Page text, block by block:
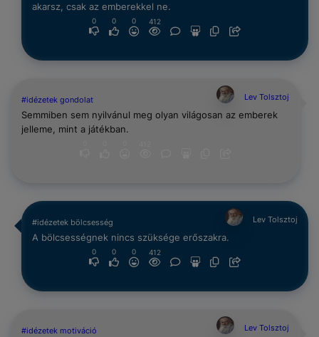
akarsz, csak az emberekkel ne.
0 0 0 412
#idézetek gondolat Lev Tolsztoj
Semmiben sem nyilvánul meg olyan világosan az emberek
jelleme, mint a játékban.
#idézetek bölcsesség Lev Tolsztoj
A bölcsességnek nincs szüksége erőszakra.
0 0 0 412
#idézetek motiváció Lev Tolsztoj